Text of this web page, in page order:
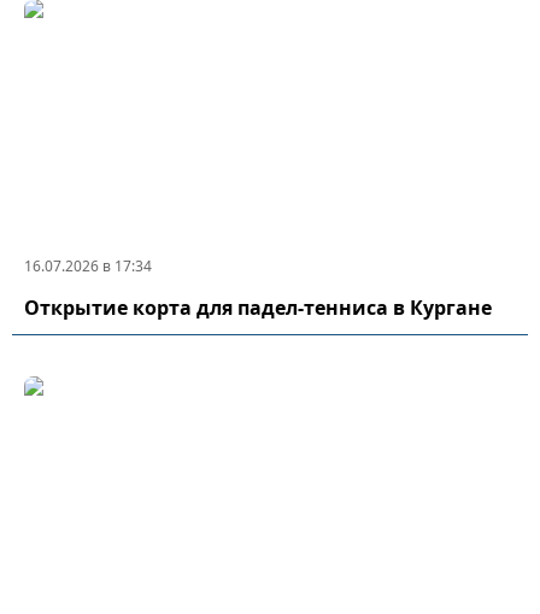
16.07.2026 в 17:34
Открытие корта для падел-тенниса в Кургане